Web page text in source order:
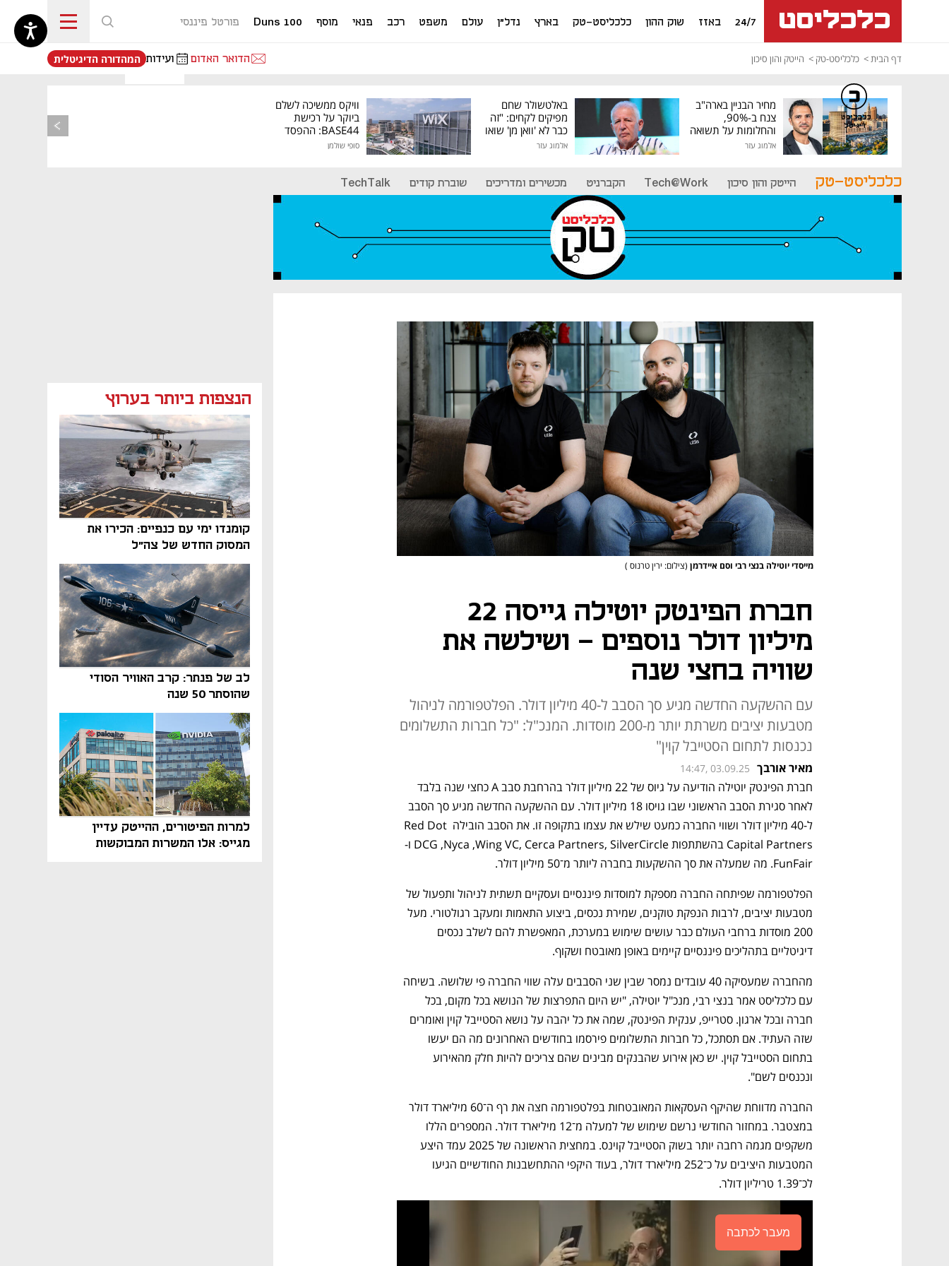
24/7 באזז שוק ההון כלכליסט-טק בארץ נדל"ן עולם משפט רכב פנאי מוסף Duns 100 פורטל פיננסי
דף הבית כלכליסט-טק הייטק והון סיכון הדואר האדום ועידות
נפתח בכרטיסייה חדשה
המהדורה הדיגיטלית
מחיר הבניין בארה"ב
צנח ב-90%,
והחלומות על תשואה
גבוהה התנפצו
אלמוג עזר
באלטשולר שחם
מפיקים לקחים: "זה
כבר לא 'וואן מן' שואו
של גילעד"
אלמוג עזר
וויקס ממשיכה לשלם
ביוקר על רכישת
BASE44: ההפסד
סופי שולמן
כלכליסט-טק הייטק והון סיכון Tech@Work הקברניט מכשירים ומדריכים שוברת קודים TechTalk
הנצפות ביותר בערוץ
קומנדו ימי עם כנפיים: הכירו את
המסוק החדש של צה"ל
לב של פנתר: קרב האוויר הסודי
שהוסתר 50 שנה
למרות הפיטורים, ההייטק עדיין
מגייס: אלו המשרות המבוקשות
מייסדי יוטילה בנצי רבי וסם איידרמן (צילום: ירין טרנוס )
כלכליסט
דיגיטל
חברת הפינטק יוטילה גייסה 22
מיליון דולר נוספים - ושילשה את
שוויה בחצי שנה
עם ההשקעה החדשה מגיע סך הסבב ל-40 מיליון דולר. הפלטפורמה לניהול
מטבעות יציבים משרתת יותר מ-200 מוסדות. המנכ"ל: "כל חברות התשלומים
נכנסות לתחום הסטייבל קוין"
מאיר אורבך 14:47, 03.09.25
ל-40 מיליון דולר ושווי החברה כמעט שילש את עצמו בתקופה זו. את הסבב הובילה Red Dot
Capital Partners בהשתתפות DCG ,Nyca ,Wing VC, Cerca Partners, SilverCircle ו-
FunFair. מה שמעלה את סך ההשקעות בחברה ליותר מ־50 מיליון דולר.
דיגיטליים בתהליכים פיננסיים קיימים באופן מאובטח ושקוף.
ונכנסים לשם".
לכ־1.39 טריליון דולר.
מעבר לכתבה